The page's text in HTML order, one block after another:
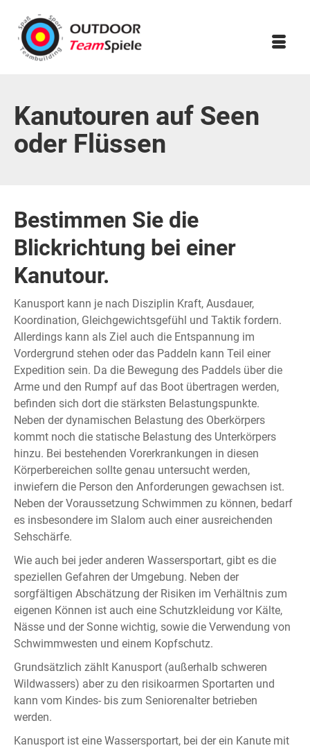
Kanutouren auf Seen
oder Flüssen
Bestimmen Sie die
Blickrichtung bei einer
Kanutour.
Kanusport kann je nach Disziplin Kraft, Ausdauer,
Koordination, Gleichgewichtsgefühl und Taktik fordern.
Allerdings kann als Ziel auch die Entspannung im
Vordergrund stehen oder das Paddeln kann Teil einer
Expedition sein. Da die Bewegung des Paddels über die
Arme und den Rumpf auf das Boot übertragen werden,
befinden sich dort die stärksten Belastungspunkte.
Neben der dynamischen Belastung des Oberkörpers
kommt noch die statische Belastung des Unterkörpers
hinzu. Bei bestehenden Vorerkrankungen in diesen
Körperbereichen sollte genau untersucht werden,
inwiefern die Person den Anforderungen gewachsen ist.
Neben der Voraussetzung Schwimmen zu können, bedarf
es insbesondere im Slalom auch einer ausreichenden
Sehschärfe.
Wie auch bei jeder anderen Wassersportart, gibt es die
speziellen Gefahren der Umgebung. Neben der
sorgfältigen Abschätzung der Risiken im Verhältnis zum
eigenen Können ist auch eine Schutzkleidung vor Kälte,
Nässe und der Sonne wichtig, sowie die Verwendung von
Schwimmwesten und einem Kopfschutz.
Grundsätzlich zählt Kanusport (außerhalb schweren
Wildwassers) aber zu den risikoarmen Sportarten und
kann vom Kindes- bis zum Seniorenalter betrieben
werden.
Kanusport ist eine Wassersportart, bei der ein Kanute mit